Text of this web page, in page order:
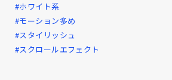
#ホワイト系
#モーション多め
#スタイリッシュ
#スクロールエフェクト